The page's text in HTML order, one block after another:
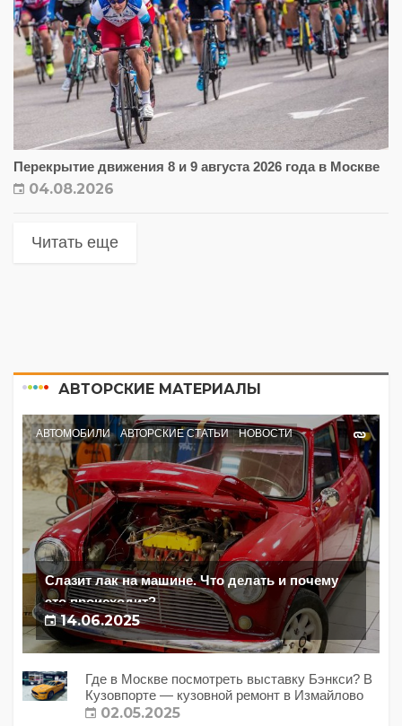
Перекрытие движения 8 и 9 августа 2026 года в Москве
04.08.2026
Читать еще
АВТОРСКИЕ МАТЕРИАЛЫ
АВТОМОБИЛИ АВТОРСКИЕ СТАТЬИ НОВОСТИ
Слазит лак на машине. Что делать и почему
это происходит?
14.06.2025
Где в Москве посмотреть выставку Бэнкси? В
Кузовпорте — кузовной ремонт в Измайлово
02.05.2025